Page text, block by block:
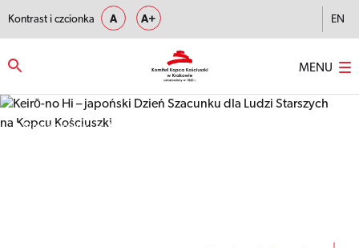
Kontrast i czcionka A A+ EN
MENU
Strona główna – Keirō-no Hi – japoński Dzień Szacunku dla Ludzi